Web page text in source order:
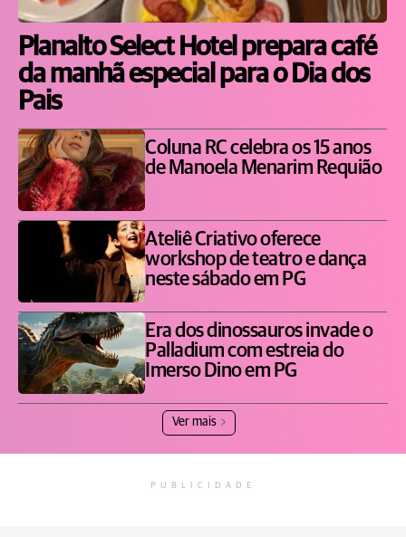
Planalto Select Hotel prepara café
da manhã especial para o Dia dos
Pais
Coluna RC celebra os 15 anos
de Manoela Menarim Requião
Ateliê Criativo oferece
workshop de teatro e dança
neste sábado em PG
Era dos dinossauros invade o
Palladium com estreia do
Imerso Dino em PG
Ver mais
PUBLICIDADE